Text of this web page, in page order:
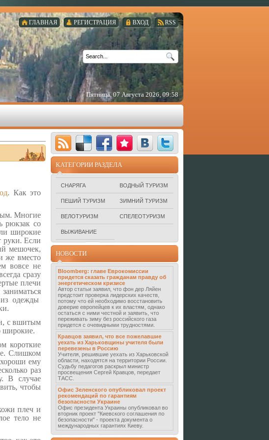
RSS
ВХОД
РЕГИСТРАЦИЯ
ГЛАВНАЯ
Пятница, 07 Августа 2026, 09:58
. Как это
Многие
рюкзак со
широкие
руки. Если
мешочек,
же вместо
вовсе не
сразу
плечи
одежды
с вшитым
широкие.
короткие
Слишком
ему
раз
В случае
чтобы
плеч и
тело не
КАТЕГОРИИ РАЗДЕЛА
СНАРЯГА ВОДНЫЙ ТУРИЗМ
ПЕШИЙ ТУРИЗМ ЗИМНИЙ ТУРИЗМ
ВЕЛОТУРИЗМ СПЕЛЕОТУРИЗМ
ВЫЖИВАНИЕ
НОВОСТИ
Bloomberg: главе Еврокомиссии
придется сказать гражданам правду об
энергетическом кризисе
Автор статьи заявил, что фон дер Ляйен
предстоит проверка лидерских качеств,
потому что ей необходимо восстановить
доверие европейцев к их властям, однако
остаться с ними честной и заявить, что
переживать зиму без российского газа
придется с очевидными трудностями.
Кравцов заявил, что все пожелавшие
уехать из Харьковщины учителя были
перевезены в Россию
Учителя, решившие уехать из Харьковской
области, находятся на территории России.
Судьбу педагогов раскрыл министр
просвещения Сергей Кравцов, передает
ТАСС.
Офис Зеленского опубликовал проект
рекомендаций по гарантиям
безопасности Украине
Офис президента Украины опубликовал во
вторник проект "Киевского соглашения по
безопасности" - проекта документа о
международных гарантиях Киеву.